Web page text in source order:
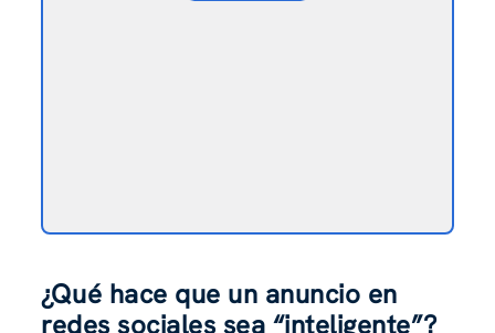
¿Qué hace que un anuncio en
redes sociales sea “inteligente”?